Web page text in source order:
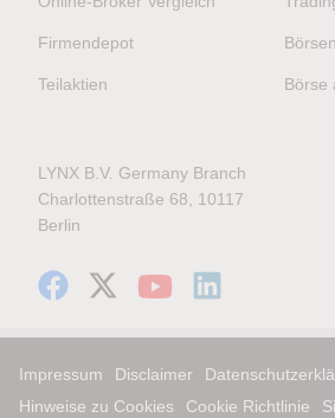
Firmendepot
Teilaktien Börse
LYNX B.V. Germany Branch
Charlottenstraße 68, 10117
Berlin
Impressum Disclaimer
Hinweise zu Cookies
Cookie Richtlinie